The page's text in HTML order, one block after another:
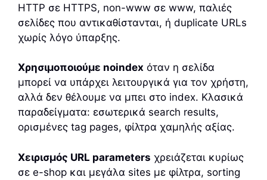
HTTP σε HTTPS, non-www σε www, παλιές
σελίδες που αντικαθίστανται, ή duplicate URLs
χωρίς λόγο ύπαρξης.
Χρησιμοποιούμε noindex όταν η σελίδα
μπορεί να υπάρχει λειτουργικά για τον χρήστη,
αλλά δεν θέλουμε να μπει στο index. Κλασικά
παραδείγματα: εσωτερικά search results,
ορισμένες tag pages, φίλτρα χαμηλής αξίας.
Χειρισμός URL parameters χρειάζεται κυρίως
σε e-shop και μεγάλα sites με φίλτρα, sorting